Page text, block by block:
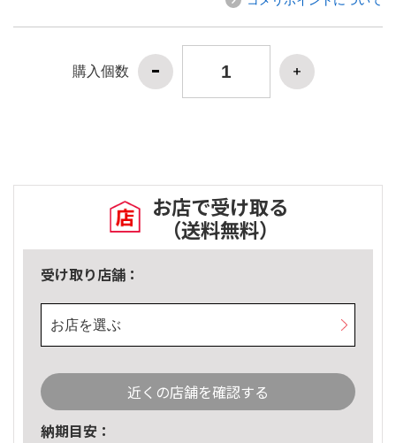
購入個数
お店で受け取る
（送料無料）
受け取り店舗：
お店を選ぶ
近くの店舗を確認する
納期目安：